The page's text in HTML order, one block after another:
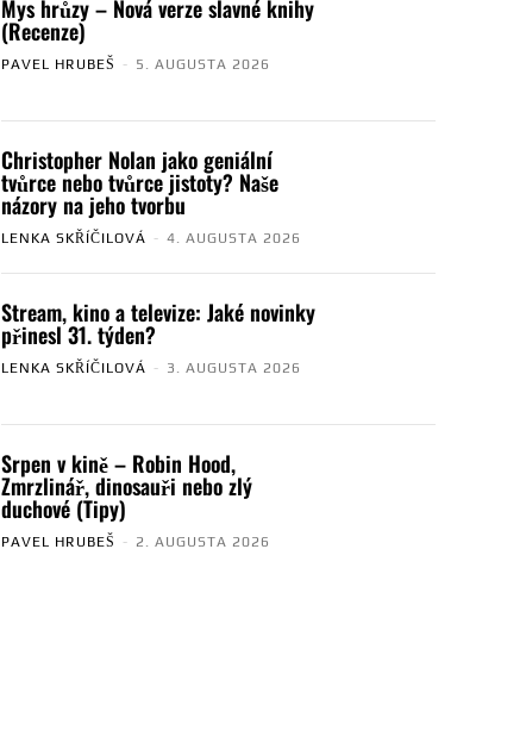
Mys hrůzy – Nová verze slavné knihy
(Recenze)
PAVEL HRUBEŠ - 5. AUGUSTA 2026
Christopher Nolan jako geniální
tvůrce nebo tvůrce jistoty? Naše
názory na jeho tvorbu
LENKA SKŘÍČILOVÁ - 4. AUGUSTA 2026
Stream, kino a televize: Jaké novinky
přinesl 31. týden?
LENKA SKŘÍČILOVÁ - 3. AUGUSTA 2026
Srpen v kině – Robin Hood,
Zmrzlinář, dinosauři nebo zlý
duchové (Tipy)
PAVEL HRUBEŠ - 2. AUGUSTA 2026